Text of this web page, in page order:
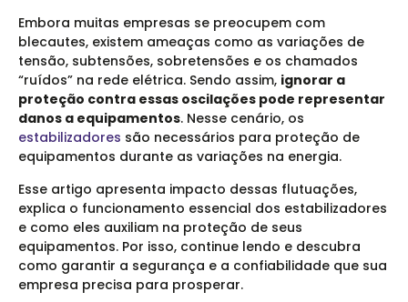
Embora muitas empresas se preocupem com
blecautes, existem ameaças como as variações de
tensão, subtensões, sobretensões e os chamados
“ruídos” na rede elétrica. Sendo assim, ignorar a
proteção contra essas oscilações pode representar
danos a equipamentos. Nesse cenário, os
estabilizadores são necessários para proteção de
equipamentos durante as variações na energia.
Esse artigo apresenta impacto dessas flutuações,
explica o funcionamento essencial dos estabilizadores
e como eles auxiliam na proteção de seus
equipamentos. Por isso, continue lendo e descubra
como garantir a segurança e a confiabilidade que sua
empresa precisa para prosperar.